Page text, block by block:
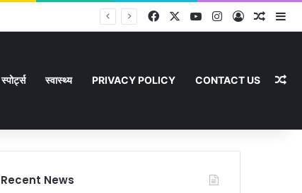
FacebookYouTubeInstagram
Log In
स्पोर्ट्स स्वास्थ्य PRIVACY POLICY CONTACT US
Recent News